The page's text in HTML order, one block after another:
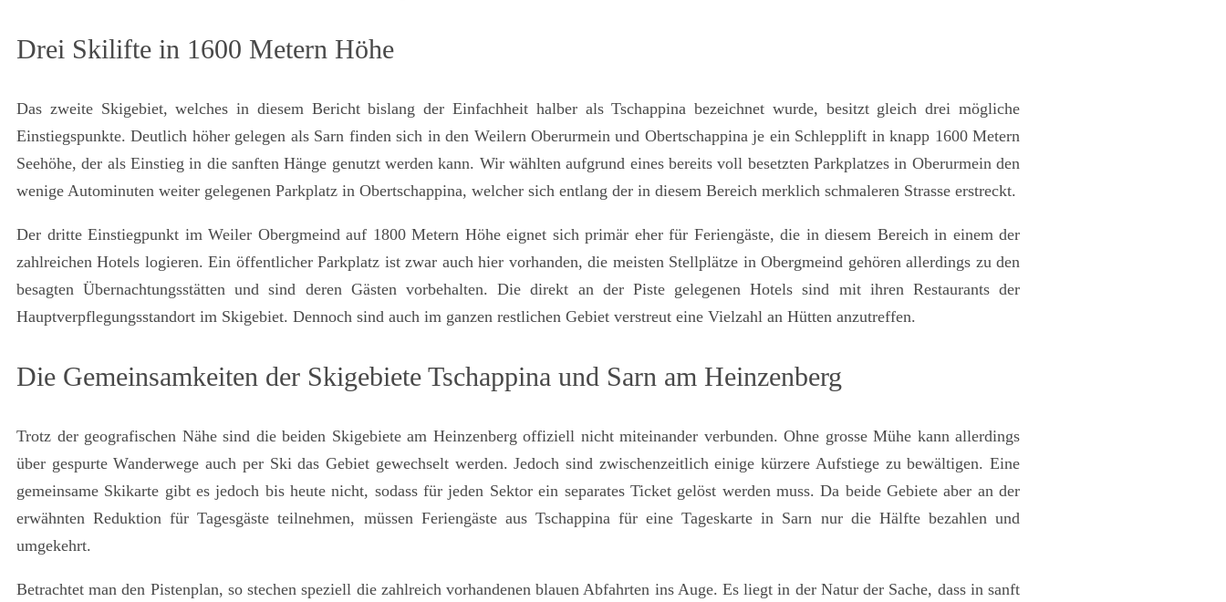
Drei Skilifte in 1600 Metern Höhe
Das zweite Skigebiet, welches in diesem Bericht bislang der Einfachheit halber als Tschappina bezeichnet wurde, besitzt gleich drei mögliche
Einstiegspunkte. Deutlich höher gelegen als Sarn finden sich in den Weilern Oberurmein und Obertschappina je ein Schlepplift in knapp 1600 Metern
Seehöhe, der als Einstieg in die sanften Hänge genutzt werden kann. Wir wählten aufgrund eines bereits voll besetzten Parkplatzes in Oberurmein den
wenige Autominuten weiter gelegenen Parkplatz in Obertschappina, welcher sich entlang der in diesem Bereich merklich schmaleren Strasse erstreckt.
Der dritte Einstiegpunkt im Weiler Obergmeind auf 1800 Metern Höhe eignet sich primär eher für Feriengäste, die in diesem Bereich in einem der
zahlreichen Hotels logieren. Ein öffentlicher Parkplatz ist zwar auch hier vorhanden, die meisten Stellplätze in Obergmeind gehören allerdings zu den
besagten Übernachtungsstätten und sind deren Gästen vorbehalten. Die direkt an der Piste gelegenen Hotels sind mit ihren Restaurants der
Hauptverpflegungsstandort im Skigebiet. Dennoch sind auch im ganzen restlichen Gebiet verstreut eine Vielzahl an Hütten anzutreffen.
Die Gemeinsamkeiten der Skigebiete Tschappina und Sarn am Heinzenberg
Trotz der geografischen Nähe sind die beiden Skigebiete am Heinzenberg offiziell nicht miteinander verbunden. Ohne grosse Mühe kann allerdings
über gespurte Wanderwege auch per Ski das Gebiet gewechselt werden. Jedoch sind zwischenzeitlich einige kürzere Aufstiege zu bewältigen. Eine
gemeinsame Skikarte gibt es jedoch bis heute nicht, sodass für jeden Sektor ein separates Ticket gelöst werden muss. Da beide Gebiete aber an der
erwähnten Reduktion für Tagesgäste teilnehmen, müssen Feriengäste aus Tschappina für eine Tageskarte in Sarn nur die Hälfte bezahlen und
umgekehrt.
Betrachtet man den Pistenplan, so stechen speziell die zahlreich vorhandenen blauen Abfahrten ins Auge. Es liegt in der Natur der Sache, dass in sanft